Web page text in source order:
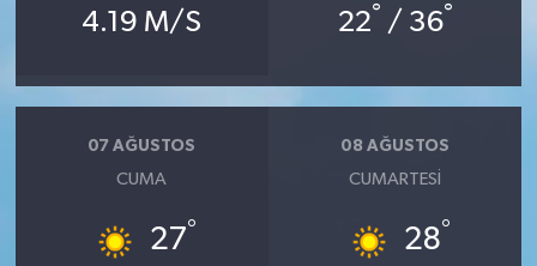
4.19 M/S 22° / 36°
07 AĞUSTOS
CUMA
27°
08 AĞUSTOS
CUMARTESI
28°